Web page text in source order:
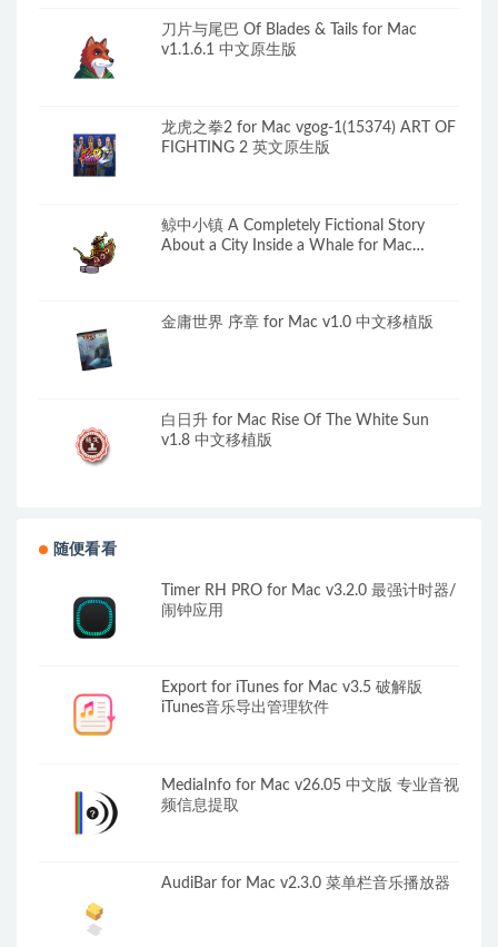
刀片与尾巴 Of Blades & Tails for Mac
v1.1.6.1 中文原生版
龙虎之拳2 for Mac vgog-1(15374) ART OF
FIGHTING 2 英文原生版
鲸中小镇 A Completely Fictional Story
About a City Inside a Whale for Mac
金庸世界 序章 for Mac v1.0 中文移植版
白日升 for Mac Rise Of The White Sun
v1.8 中文移植版
随便看看
Timer RH PRO for Mac v3.2.0 最强计时器/
闹钟应用
Export for iTunes for Mac v3.5 破解版
iTunes音乐导出管理软件
MediaInfo for Mac v26.05 中文版 专业音视
频信息提取
AudiBar for Mac v2.3.0 菜单栏音乐播放器